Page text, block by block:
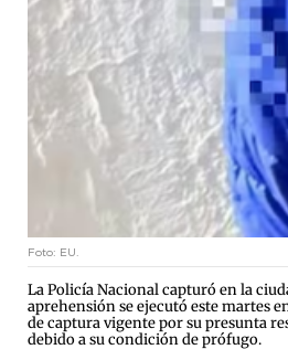
Foto: EU.
La Policía Nacional capturó en la
aprehensión se ejecutó este martes
de captura vigente por su presunta
debido a su condición de prófugo.